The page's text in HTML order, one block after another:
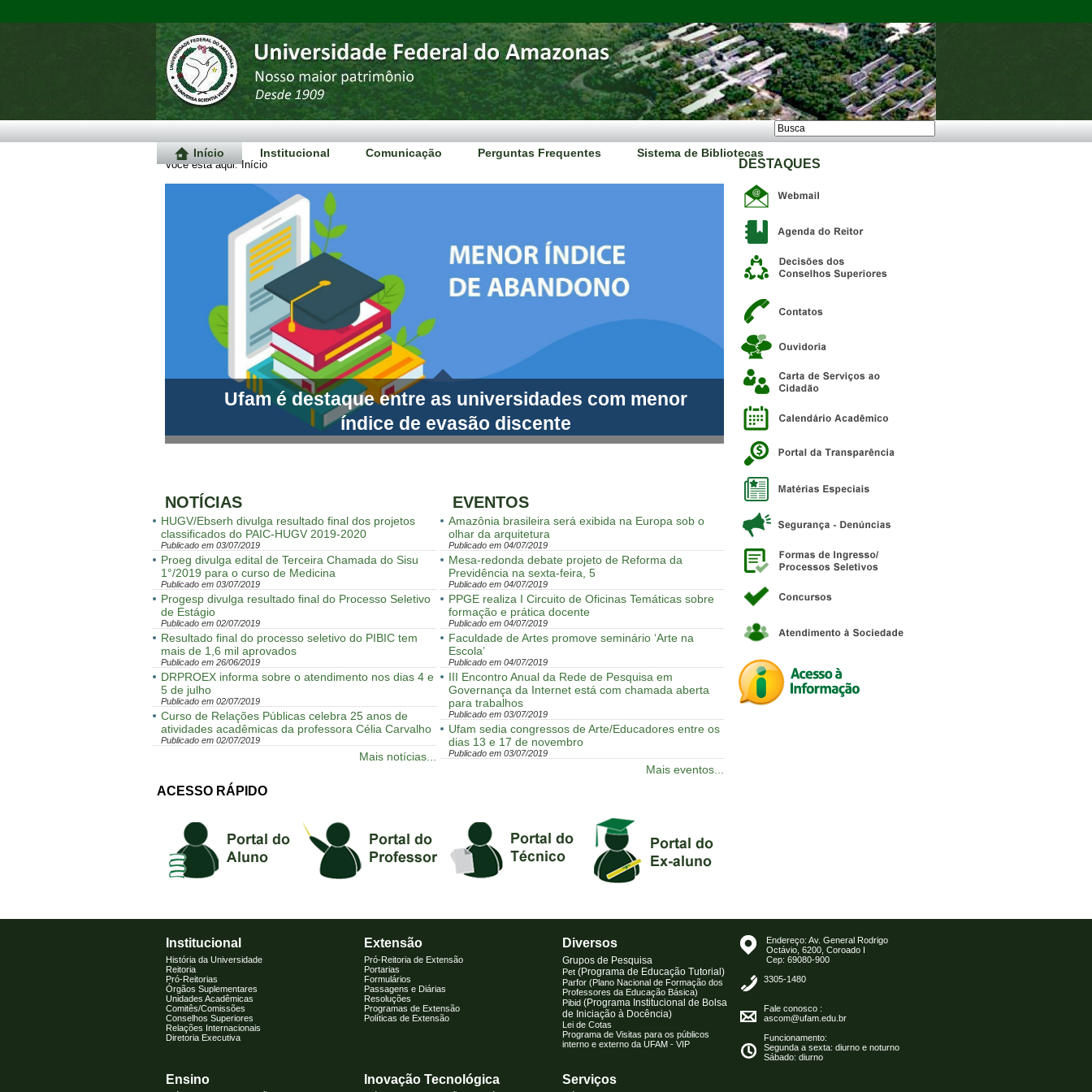
Início Institucional Comunicação Perguntas Frequentes Sistema de Bibliotecas
Você está aqui:Início
Ufam é destaque entre as universidades com menor
índice de evasão discente
NOTÍCIAS
HUGV/Ebserh divulga resultado final dos projetos
classificados do PAIC-HUGV 2019-2020
Publicado em 03/07/2019
Proeg divulga edital de Terceira Chamada do Sisu
1°/2019 para o curso de Medicina
Publicado em 03/07/2019
Progesp divulga resultado final do Processo Seletivo
de Estágio
Publicado em 02/07/2019
Resultado final do processo seletivo do PIBIC tem
mais de 1,6 mil aprovados
Publicado em 26/06/2019
DRPROEX informa sobre o atendimento nos dias 4 e
5 de julho
Publicado em 02/07/2019
Curso de Relações Públicas celebra 25 anos de
atividades acadêmicas da professora Célia Carvalho
Publicado em 02/07/2019
Mais notícias...
EVENTOS
Amazônia brasileira será exibida na Europa sob o
olhar da arquitetura
Publicado em 04/07/2019
Mesa-redonda debate projeto de Reforma da
Previdência na sexta-feira, 5
Publicado em 04/07/2019
PPGE realiza I Circuito de Oficinas Temáticas sobre
formação e prática docente
Publicado em 04/07/2019
Faculdade de Artes promove seminário ‘Arte na
Escola’
Publicado em 04/07/2019
III Encontro Anual da Rede de Pesquisa em
Governança da Internet está com chamada aberta
para trabalhos
Publicado em 03/07/2019
Ufam sedia congressos de Arte/Educadores entre os
dias 13 e 17 de novembro
Publicado em 03/07/2019
Mais eventos...
ACESSO RÁPIDO
DESTAQUES
Institucional Extensão Diversos
Endereço: Av. General Rodrigo
Octávio, 6200, Coroado I
Cep: 69080-900
3305-1480
Fale conosco :
ascom@ufam.edu.br
Funcionamento:
Segunda a sexta: diurno e noturno
Sábado: diurno
História da Universidade
Reitoria
Pró-Reitorias
Órgãos Suplementares
Unidades Acadêmicas
Comitês/Comissões
Conselhos Superiores
Relações Internacionais
Diretoria Executiva
Pró-Reitoria de Extensão
Portarias
Formulários
Passagens e Diárias
Resoluções
Programas de Extensão
Políticas de Extensão
Grupos de Pesquisa
Pet (Programa de Educação Tutorial )
Parfor (Plano Nacional de Formação dos
Professores da Educação Básica)
Pibid (Programa Institucional de Bolsa
de Iniciação à Docência)
Lei de Cotas
Programa de Visitas para os públicos
interno e externo da UFAM - VIP
Ensino Inovação Tecnológica Serviços